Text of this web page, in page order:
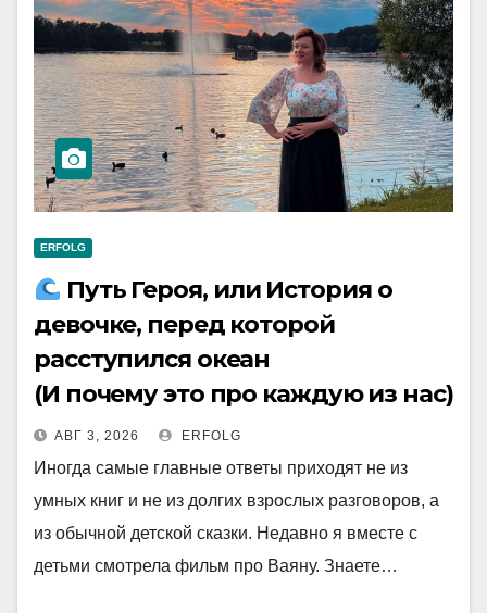
ERFOLG
Путь Героя, или История о
девочке, перед которой
расступился океан
(И почему это про каждую из нас)
АВГ 3, 2026 ERFOLG
Иногда самые главные ответы приходят не из
умных книг и не из долгих взрослых разговоров, а
из обычной детской сказки. Недавно я вместе с
детьми смотрела фильм про Ваяну. Знаете…